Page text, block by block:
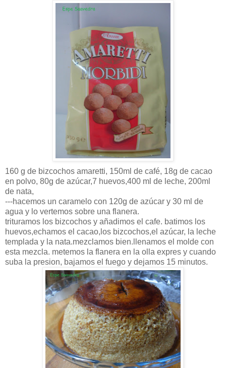
160 g de bizcochos amaretti, 150ml de café, 18g de cacao
en polvo, 80g de azúcar,7 huevos,400 ml de leche, 200ml
de nata,
---hacemos un caramelo con 120g de azúcar y 30 ml de
agua y lo vertemos sobre una flanera.
trituramos los bizcochos y añadimos el cafe. batimos los
huevos,echamos el cacao,los bizcochos,el azúcar, la leche
templada y la nata.mezclamos bien.llenamos el molde con
esta mezcla. metemos la flanera en la olla expres y cuando
suba la presion, bajamos el fuego y dejamos 15 minutos.